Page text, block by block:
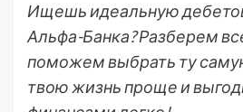
Ищешь идеальную
Альфа-Банка? Разберем
поможем выбрать ту
твою жизнь проще и